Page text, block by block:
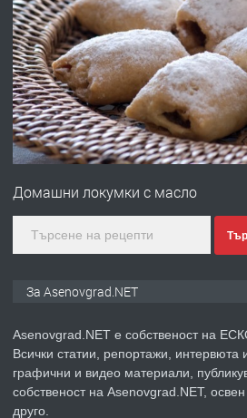
ПРЕДЛАГА
със
ПРЕДЛАГА
ПРЕДЛАГА
Давам
Домашни локумки с масло
За Asenovgrad.NET
Asenovgrad.NET е собственост на
Всички статии, репортажи, интервюта и
графични и видео материали,
собственост на Asenovgrad.NET,
друго.